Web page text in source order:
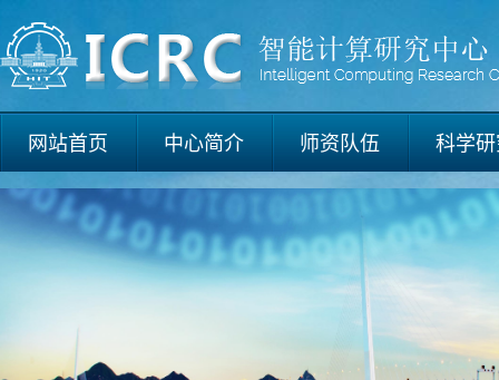
网站首页 中心简介 师资队伍 科学